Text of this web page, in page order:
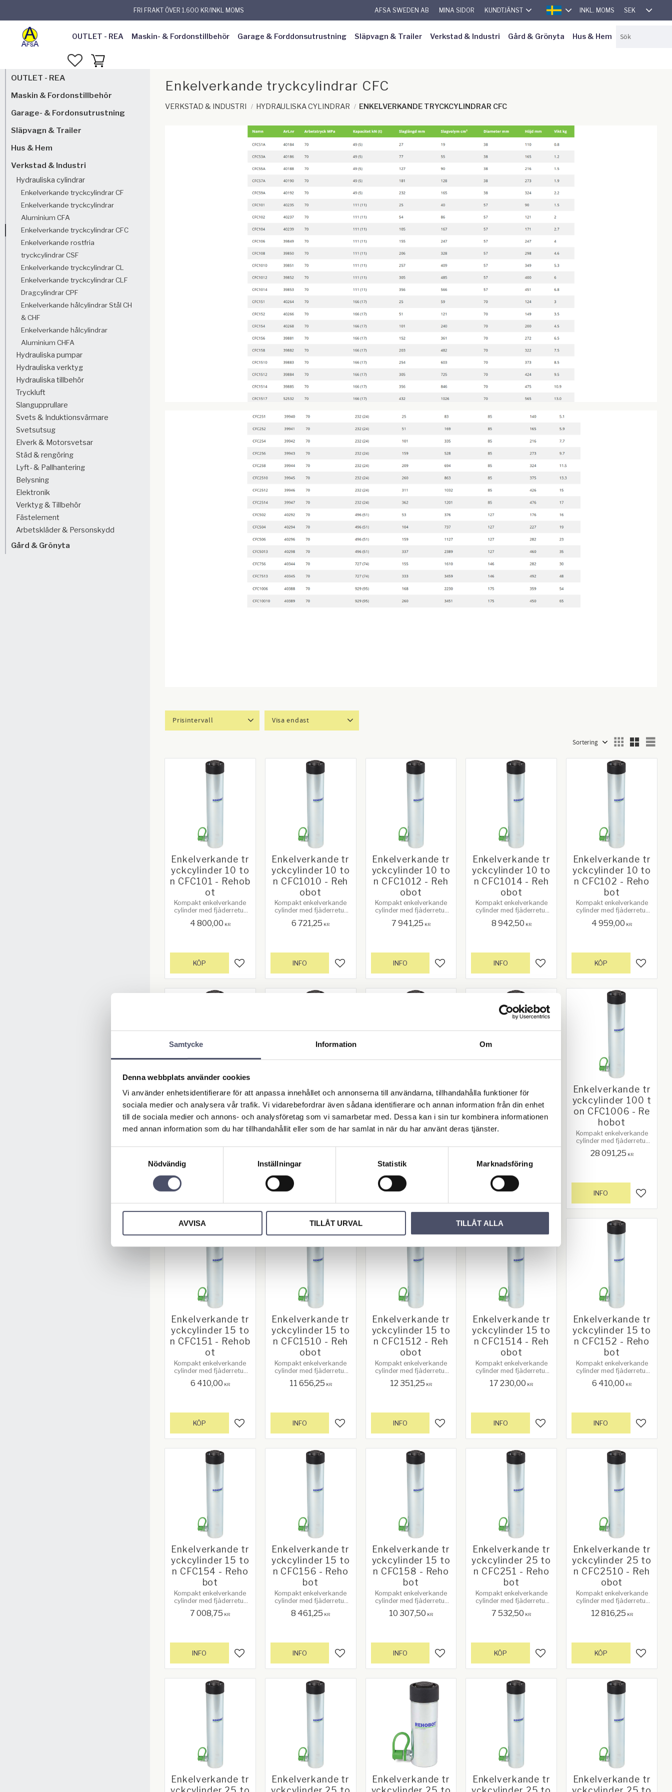
Samtycke Information Om
Denna webbplats använder cookies
Vi använder enhetsidentifierare för att anpassa innehållet och annonserna till användarna, tillhandahålla funktioner för
sociala medier och analysera vår trafik. Vi vidarebefordrar även sådana identifierare och annan information från din enhet
till de sociala medier och annons- och analysföretag som vi samarbetar med. Dessa kan i sin tur kombinera informationen
med annan information som du har tillhandahållit eller som de har samlat in när du har använt deras tjänster.
Nödvändig
Inställningar Statistik Marknadsföring
AVVISA TILLÅT URVAL TILLÅT ALLA
FRI FRAKT ÖVER 1.600 KR/INKL MOMS AFSA SWEDEN AB MINA SIDOR KUNDTJÄNST
SVENSKA
INKL. MOMS SEK
OUTLET - REA Maskin- & Fordonstillbehör Garage & Forddonsutrustning Släpvagn & Trailer Verkstad & Industri Gård & Grönyta Hus & Hem
FAVORITER
KUNDVAGN
Enkelverkande tryckcylindrar CFC
VERKSTAD & INDUSTRI HYDRAULISKA CYLINDRAR ENKELVERKANDE TRYCKCYLINDRAR CFC
Prisintervall Visa endast
Enkelverkande tr
yckcylinder 10 to
n CFC101 - Rehob
ot
Kompakt enkelverkande
cylinder med fjäderretur
4 800,00 KR
Lägg till i favoriter
KÖP
Enkelverkande tr
yckcylinder 10 to
n CFC1010 - Reh
obot
Kompakt enkelverkande
cylinder med fjäderretur
6 721,25 KR
Lägg till i favoriter
INFO
Enkelverkande tr
yckcylinder 10 to
n CFC1012 - Reh
obot
Kompakt enkelverkande
cylinder med fjäderretur
7 941,25 KR
Lägg till i favoriter
INFO
Enkelverkande tr
yckcylinder 10 to
n CFC1014 - Reh
obot
Kompakt enkelverkande
cylinder med fjäderretur
8 942,50 KR
Lägg till i favoriter
INFO
Enkelverkande tr
yckcylinder 10 to
n CFC102 - Reho
bot
Kompakt enkelverkande
cylinder med fjäderretur
4 959,00 KR
Lägg
KÖP
Enkelverkande tr
yckcylinder 10 to
n CFC104 - Reho
bot
Kompakt enkelverkande
och lång slaglängd.
Enkelverkande tr
yckcylinder 10 to
n CFC106 - Reho
bot
Kompakt enkelverkande
och lång slaglängd.
Enkelverkande tr
yckcylinder 10 to
n CFC108 - Reho
bot
Kompakt enkelverkande
och lång slaglängd.
INFO
Enkelverkande tr
yckcylinder 100 t
on CFC10010 - R
ehobot
Kompakt enkelverkande
och lång slaglängd.
Lägg till i favoriter
INFO
Enkelverkande tr
yckcylinder 100 t
on CFC1006 - Re
hobot
Kompakt enkelverkande
cylinder med fjäderretur
28 091,25 KR
Lägg
INFO
Enkelverkande tr
yckcylinder 15 to
n CFC151 - Rehob
ot
Kompakt enkelverkande
cylinder med fjäderretur
6 410,00 KR
Lägg till i favoriter
KÖP
Enkelverkande tr
yckcylinder 15 to
n CFC1510 - Reh
obot
Kompakt enkelverkande
cylinder med fjäderretur
11 656,25 KR
Lägg till i favoriter
INFO
Enkelverkande tr
yckcylinder 15 to
n CFC1512 - Reh
obot
Kompakt enkelverkande
cylinder med fjäderretur
12 351,25 KR
Lägg till i favoriter
INFO
Enkelverkande tr
yckcylinder 15 to
n CFC1514 - Reh
obot
Kompakt enkelverkande
cylinder med fjäderretur
17 230,00 KR
Lägg till i favoriter
INFO
Enkelverkande tr
yckcylinder 15 to
n CFC152 - Reho
bot
Kompakt enkelverkande
cylinder med fjäderretur
6 410,00 KR
Lägg
INFO
Enkelverkande tr
yckcylinder 15 to
n CFC154 - Reho
bot
Kompakt enkelverkande
cylinder med fjäderretur
7 008,75 KR
Lägg till i favoriter
INFO
Enkelverkande tr
yckcylinder 15 to
n CFC156 - Reho
bot
Kompakt enkelverkande
cylinder med fjäderretur
8 461,25 KR
Lägg till i favoriter
INFO
Enkelverkande tr
yckcylinder 15 to
n CFC158 - Reho
bot
Kompakt enkelverkande
cylinder med fjäderretur
10 307,50 KR
Lägg till i favoriter
INFO
Enkelverkande tr
yckcylinder 25 to
n CFC251 - Reho
bot
Kompakt enkelverkande
cylinder med fjäderretur
7 532,50 KR
Lägg till i favoriter
KÖP
Enkelverkande tr
yckcylinder 25 to
n CFC2510 - Reh
obot
Kompakt enkelverkande
cylinder med fjäderretur
12 816,25 KR
Lägg
KÖP
Enkelverkande tr
Enkelverkande tr
Enkelverkande tr
Enkelverkande tr
Enkelverkande tr
OUTLET - REA
Maskin & Fordonstillbehör
Garage- & Fordonsutrustning
Släpvagn & Trailer
Hus & Hem
Verkstad & Industri
Hydrauliska cylindrar
Enkelverkande tryckcylindrar CF
Enkelverkande tryckcylindrar
Aluminium CFA
Enkelverkande tryckcylindrar CFC
Enkelverkande rostfria
tryckcylindrar CSF
Enkelverkande tryckcylindrar CL
Enkelverkande tryckcylindrar CLF
Dragcylindrar CPF
Enkelverkande hålcylindrar Stål CH
& CHF
Enkelverkande hålcylindrar
Aluminium CHFA
Hydrauliska pumpar
Hydrauliska verktyg
Hydrauliska tillbehör
Tryckluft
Slangupprullare
Svets & Induktionsvärmare
Svetsutsug
Elverk & Motorsvetsar
Städ & rengöring
Lyft- & Pallhantering
Belysning
Elektronik
Verktyg & Tillbehör
Fästelement
Arbetskläder & Personskydd
Gård & Grönyta